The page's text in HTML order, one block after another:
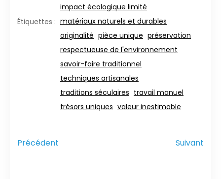
Étiquettes :
impact écologique limité
matériaux naturels et durables
originalité pièce unique préservation
respectueuse de l'environnement
savoir-faire traditionnel
techniques artisanales
traditions séculaires travail manuel
trésors uniques valeur inestimable
Précédent Suivant